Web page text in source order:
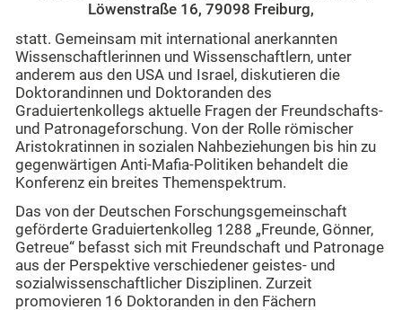
Löwenstraße 16, 79098 Freiburg,
statt. Gemeinsam mit international anerkannten
Wissenschaftlerinnen und Wissenschaftlern, unter
anderem aus den USA und Israel, diskutieren die
Doktorandinnen und Doktoranden des
Graduiertenkollegs aktuelle Fragen der Freundschafts-
und Patronageforschung. Von der Rolle römischer
Aristokratinnen in sozialen Nahbeziehungen bis hin zu
gegenwärtigen Anti-Mafia-Politiken behandelt die
Konferenz ein breites Themenspektrum.
Das von der Deutschen Forschungsgemeinschaft
geförderte Graduiertenkolleg 1288 „Freunde, Gönner,
Getreue“ befasst sich mit Freundschaft und Patronage
aus der Perspektive verschiedener geistes- und
sozialwissenschaftlicher Disziplinen. Zurzeit
promovieren 16 Doktoranden in den Fächern